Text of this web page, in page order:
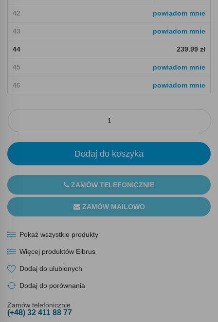
42 powiadom mnie
43 powiadom mnie
44 239.99 zł
45 powiadom mnie
46 powiadom mnie
Dodaj do koszyka
ZAMÓW TELEFONICZNIE
ZAMÓW MAILOWO
Pokaż wszystkie produkty
Więcej produktów Elbrus
Dodaj do ulubionych
Dodaj do porównania
Zamów telefonicznie
(+48) 32 411 88 77